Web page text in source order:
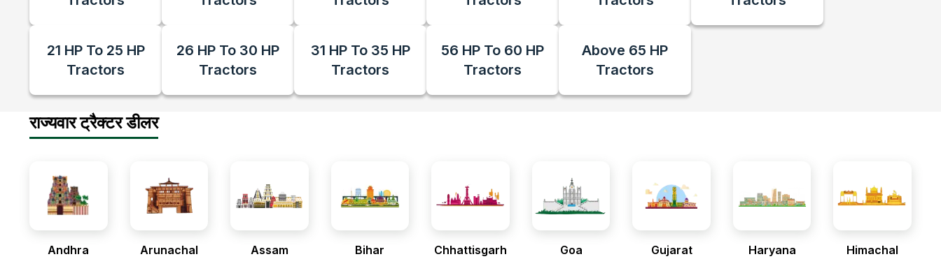
21 HP To 25 HP
Tractors
26 HP To 30 HP
Tractors
31 HP To 35 HP
Tractors
56 HP To 60 HP
Tractors
Above 65 HP
Tractors
राज्यवार ट्रैक्टर डीलर
Andhra
Arunachal
Assam Bihar Chhattisgarh Goa Gujarat Haryana
Himachal